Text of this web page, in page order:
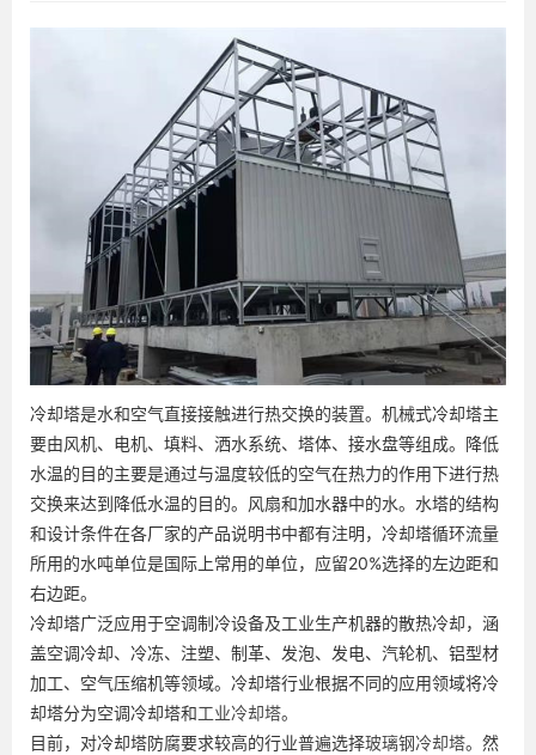
冷却塔是水和空气直接接触进行热交换的装置。机械式冷却塔主
要由风机、电机、填料、洒水系统、塔体、接水盘等组成。降低
水温的目的主要是通过与温度较低的空气在热力的作用下进行热
交换来达到降低水温的目的。风扇和加水器中的水。水塔的结构
和设计条件在各厂家的产品说明书中都有注明，冷却塔循环流量
所用的水吨单位是国际上常用的单位，应留20%选择的左边距和
右边距。
冷却塔广泛应用于空调制冷设备及工业生产机器的散热冷却，涵
盖空调冷却、冷冻、注塑、制革、发泡、发电、汽轮机、铝型材
加工、空气压缩机等领域。冷却塔行业根据不同的应用领域将冷
却塔分为空调冷却塔和工业冷却塔。
目前，对冷却塔防腐要求较高的行业普遍选择玻璃钢冷却塔。然